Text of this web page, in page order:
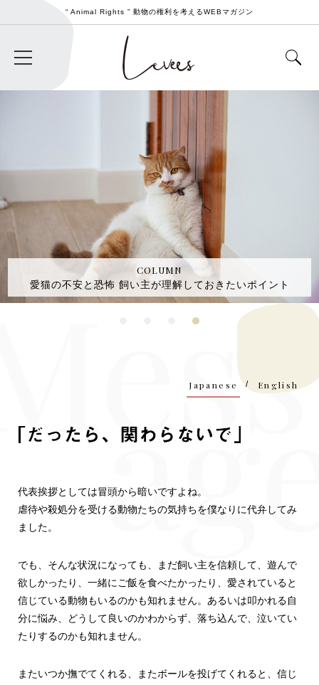
“ Animal Rights ” 動物の権利を考えるWEBマガジン
COLUMN
愛猫の不安と恐怖 飼い主が理解しておきたいポイント
Japanese / English
「だっ
代表挨拶としては冒頭から暗いですよね。
虐待や殺処分を受ける動物たちの気持ちを僕なりに代弁してみ
ました。
でも、そんな状況になっても、まだ飼い主を信頼して、遊んで
欲しかったり、一緒にご飯を食べたかったり、愛されていると
信じている動物もいるのかも知れません。あるいは叩かれる自
分に悩み、どうして良いのかわからず、落ち込んで、泣いてい
たりするのかも知れません。
またいつか撫でてくれる、またボールを投げてくれると、信じ